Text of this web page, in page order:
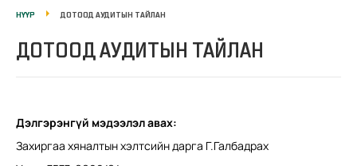
НҮҮР ДОТООД АУДИТЫН ТАЙЛАН
ДОТООД АУДИТЫН ТАЙЛАН
Дэлгэрэнгүй мэдээлэл авах:
Захиргаа хяналтын хэлтсийн дарга Г.Галбадрах